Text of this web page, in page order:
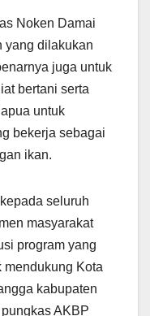
Noken Damai
yang dilakukan
juga untuk
bertani serta
untuk
bekerja sebagai
ikan.
seluruh
masyarakat
program yang
mendukung Kota
kabupaten
AKBP